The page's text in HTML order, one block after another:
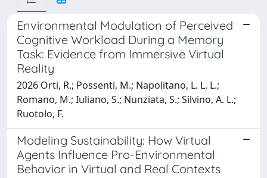
Environmental Modulation of Perceived
Cognitive Workload During a Memory
Task: Evidence from Immersive Virtual
Reality
2026 Orti, R.; Possenti, M.; Napolitano, L. L. L.;
Romano, M.; Iuliano, S.; Nunziata, S.; Silvino, A. L.;
Ruotolo, F.
Modeling Sustainability: How Virtual
Agents Influence Pro-Environmental
Behavior in Virtual and Real Contexts